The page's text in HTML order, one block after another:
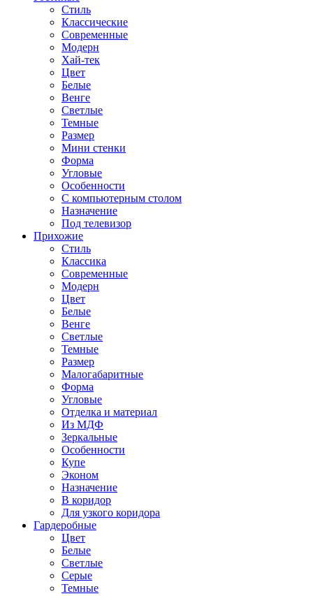
Стиль
Классические
Современные
Модерн
Хай-тек
Цвет
Белые
Венге
Светлые
Темные
Размер
Мини стенки
Форма
Угловые
Особенности
С компьютерным столом
Назначение
Под телевизор
Прихожие
Стиль
Классика
Современные
Модерн
Цвет
Белые
Венге
Светлые
Темные
Размер
Малогабаритные
Форма
Угловые
Отделка и материал
Из МДФ
Зеркальные
Особенности
Купе
Эконом
Назначение
В коридор
Для узкого коридора
Гардеробные
Цвет
Белые
Светлые
Серые
Темные